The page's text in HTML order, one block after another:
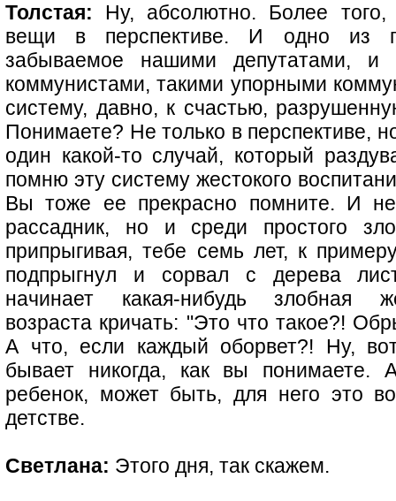
Толстая: Ну, абсолютно. Более
вещи в перспективе. И одно из
забываемое нашими депутатами, и
коммунистами, такими упорными
систему, давно, к счастью,
Понимаете? Не только в перспективе,
один какой-то случай, который
помню эту систему жестокого
Вы тоже ее прекрасно помните. И
рассадник, но и среди простого
припрыгивая, тебе семь лет, к
подпрыгнул и сорвал с дерева
начинает какая-нибудь злобная
возраста кричать: "Это что такое?!
А что, если каждый оборвет?! Ну,
бывает никогда, как вы понимаете.
ребенок, может быть, для него это
детстве.
Светлана: Этого дня, так скажем.